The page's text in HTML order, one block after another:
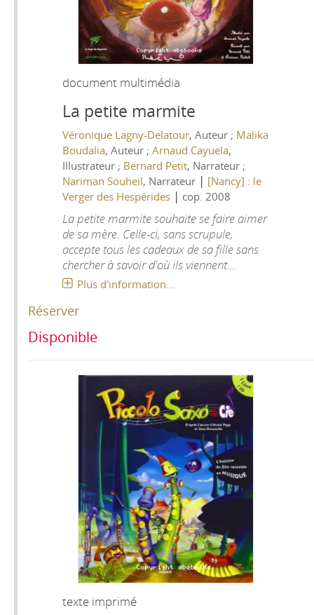
document multimédia
La petite marmite
Véronique Lagny-Delatour, Auteur ; Malika
Boudalia, Auteur ;Arnaud Cayuela,
Illustrateur ; Bernard Petit, Narrateur ;
Nariman Souheil, Narrateur | [Nancy] : le
Verger des Hespérides | cop. 2008
La petite marmite souhaite se faire aimer
de sa mère. Celle-ci, sans scrupule,
accepte tous les cadeaux de sa fille sans
chercher à savoir d'où ils viennent...
Plus d'information...
Réserver
Disponible
texte imprimé